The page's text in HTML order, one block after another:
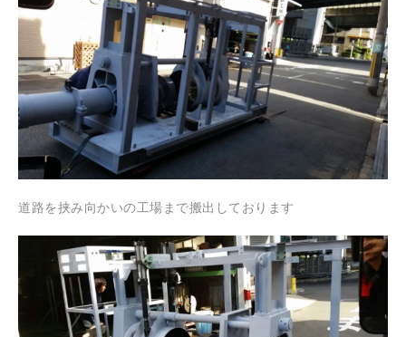
道路を挟み向かいの工場まで搬出しております